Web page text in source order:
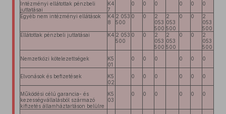
Intézményi ellátottak pénzbeli
juttatásai
K4
7
0 0 0 0 0 0
Egyéb nem intézményi ellátások
K4
8
2 053
500
0 0
2
053
500
2
053
500
0 0
2
053
500
Ellátottak pénzbeli juttatásai
K4 2 053
500
0 0
2
053
500
2
053
500
0 0
2
053
500
Nemzetközi kötelezettségek
K5
01
0 0 0 0 0 0
Elvonások és befizetések
K5
02
0 0 0 0 0 0
Működési célú garancia- és
kezességvállalásból származó
kifizetés államháztartáson belülre
K5
03
0 0 0 0 0 0